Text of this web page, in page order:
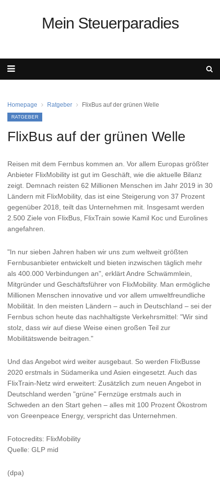
Mein Steuerparadies
Homepage Ratgeber FlixBus auf der grünen Welle
RATGEBER
FlixBus auf der grünen Welle
Reisen mit dem Fernbus kommen an. Vor allem Europas größter
Anbieter FlixMobility ist gut im Geschäft, wie die aktuelle Bilanz
zeigt. Demnach reisten 62 Millionen Menschen im Jahr 2019 in 30
Ländern mit FlixMobility, das ist eine Steigerung von 37 Prozent
gegenüber 2018, teilt das Unternehmen mit. Insgesamt werden
2.500 Ziele von FlixBus, FlixTrain sowie Kamil Koc und Eurolines
angefahren.
"In nur sieben Jahren haben wir uns zum weltweit größten
Fernbusanbieter entwickelt und bieten inzwischen täglich mehr
als 400.000 Verbindungen an", erklärt Andre Schwämmlein,
Mitgründer und Geschäftsführer von FlixMobility. Man ermögliche
Millionen Menschen innovative und vor allem umweltfreundliche
Mobilität. In den meisten Ländern – auch in Deutschland – sei der
Fernbus schon heute das nachhaltigste Verkehrsmittel: "Wir sind
stolz, dass wir auf diese Weise einen großen Teil zur
Mobilitätswende beitragen."
Und das Angebot wird weiter ausgebaut. So werden FlixBusse
2020 erstmals in Südamerika und Asien eingesetzt. Auch das
FlixTrain-Netz wird erweitert: Zusätzlich zum neuen Angebot in
Deutschland werden "grüne" Fernzüge erstmals auch in
Schweden an den Start gehen – alles mit 100 Prozent Ökostrom
von Greenpeace Energy, verspricht das Unternehmen.
Fotocredits: FlixMobility
Quelle: GLP mid
(dpa)